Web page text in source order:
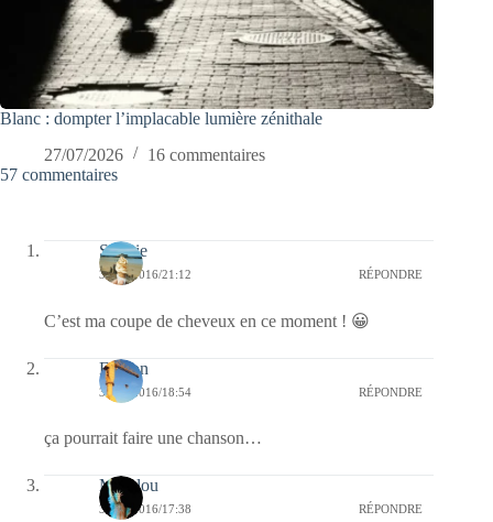
Blanc : dompter l’implacable lumière zénithale
27/07/2026
16 commentaires
57 commentaires
Sophie
31/07/2016/21:12 RÉPONDRE
C’est ma coupe de cheveux en ce moment ! 😀
Fragon
31/07/2016/18:54 RÉPONDRE
ça pourrait faire une chanson…
Marylou
31/07/2016/17:38 RÉPONDRE